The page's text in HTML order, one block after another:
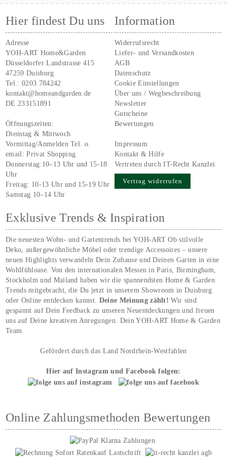
Hier findest Du uns
Adresse
YOH-ART Home&Garden
Düsseldorfer Landstrasse 415
47259 Duisburg
Tel.:0203 784242
kontakt@homeandgarden.de
DE 233151891
Öffnungszeiten:
Dienstag & Mittwoch
Vormittag/Anmelden Tel. o.
email:Privat Shopping
Donnerstag:10–13 Uhr und 15-18
Uhr
Freitag: 10-13 Uhr und 15-19 Uhr
Samstag 10–14 Uhr
Information
Widerrufsrecht
Liefer- und Versandkosten
AGB
Datenschutz
Cookie Einstellungen
Über uns / Wegbeschreibung
Newsletter
Gutscheine
Bewertungen
Impressum
Kontakt & Hilfe
Vertreten durch IT-Recht Kanzlei
Vertrag widerrufen
Exklusive Trends & Inspiration
Die neuesten Wohn- und Gartentrends bei YOH‑ART Ob stilvolle
Deko, außergewöhnliche Möbel oder trendige Accessoires – unsere
neuen Highlights verwandeln Dein Zuhause und Deinen Garten in eine
Wohlfühloase. Von den internationalen Messen in Paris, Birmingham,
Stockholm und Mailand haben wir die spannendsten Home & Garden
Trends mitgebracht, die Du jetzt in unserem Showroom in Duisburg
oder Online entdecken kannst. Deine Meinung zählt!Wir sind
gespannt auf Dein Feedback zu unseren Neuentdeckungen und freuen
uns auf Deine kreativen Anregungen. Dein YOH‑ART Home & Garden
Team.
Gefördert durch das Land Nordrhein-Westfahlen
Hier auf Instagram und Facebook folgen:
Online Zahlungsmethoden Bewertungen